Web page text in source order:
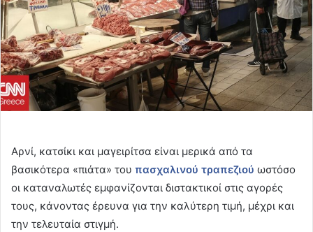
Αρνί, κατσίκι και μαγειρίτσα είναι μερικά από τα
βασικότερα «πιάτα» του πασχαλινού τραπεζιού ωστόσο
οι καταναλωτές εμφανίζονται διστακτικοί στις αγορές
τους, κάνοντας έρευνα για την καλύτερη τιμή, μέχρι και
την τελευταία στιγμή.